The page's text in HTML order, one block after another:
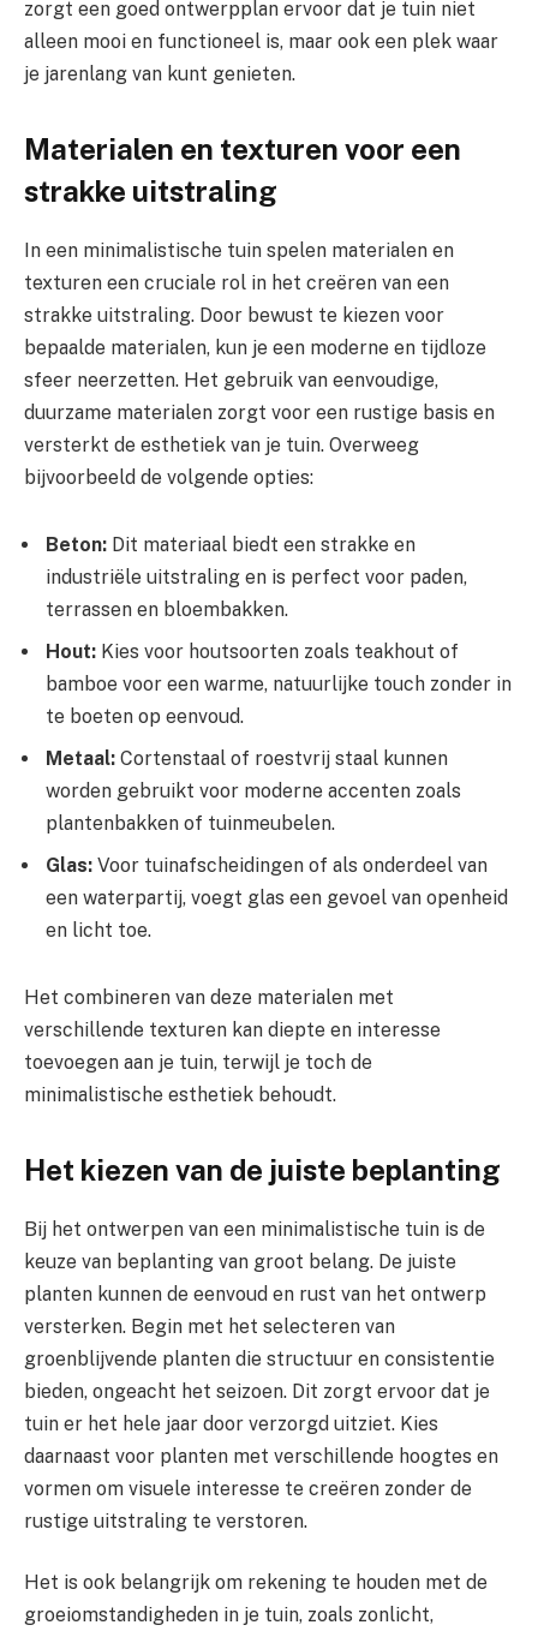
zorgt een goed ontwerpplan ervoor dat je tuin niet
alleen mooi en functioneel is, maar ook een plek waar
je jarenlang van kunt genieten.
Materialen en texturen voor een
strakke uitstraling
In een minimalistische tuin spelen materialen en
texturen een cruciale rol in het creëren van een
strakke uitstraling. Door bewust te kiezen voor
bepaalde materialen, kun je een moderne en tijdloze
sfeer neerzetten. Het gebruik van eenvoudige,
duurzame materialen zorgt voor een rustige basis en
versterkt de esthetiek van je tuin. Overweeg
bijvoorbeeld de volgende opties:
Beton: Dit materiaal biedt een strakke en
industriële uitstraling en is perfect voor paden,
terrassen en bloembakken.
Hout: Kies voor houtsoorten zoals teakhout of
bamboe voor een warme, natuurlijke touch zonder in
te boeten op eenvoud.
Metaal: Cortenstaal of roestvrij staal kunnen
worden gebruikt voor moderne accenten zoals
plantenbakken of tuinmeubelen.
Glas: Voor tuinafscheidingen of als onderdeel van
een waterpartij, voegt glas een gevoel van openheid
en licht toe.
Het combineren van deze materialen met
verschillende texturen kan diepte en interesse
toevoegen aan je tuin, terwijl je toch de
minimalistische esthetiek behoudt.
Het kiezen van de juiste beplanting
Bij het ontwerpen van een minimalistische tuin is de
keuze van beplanting van groot belang. De juiste
planten kunnen de eenvoud en rust van het ontwerp
versterken. Begin met het selecteren van
groenblijvende planten die structuur en consistentie
bieden, ongeacht het seizoen. Dit zorgt ervoor dat je
tuin er het hele jaar door verzorgd uitziet. Kies
daarnaast voor planten met verschillende hoogtes en
vormen om visuele interesse te creëren zonder de
rustige uitstraling te verstoren.
Het is ook belangrijk om rekening te houden met de
groeiomstandigheden in je tuin, zoals zonlicht,